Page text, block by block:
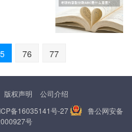
76 77
版权声明
公司介绍
备16035141号-27
鲁公网安备
号